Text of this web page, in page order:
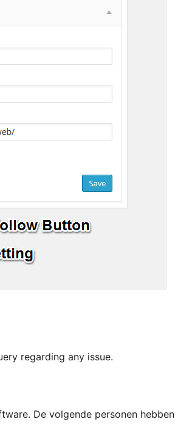
regarding any issue.
De volgende personen hebben